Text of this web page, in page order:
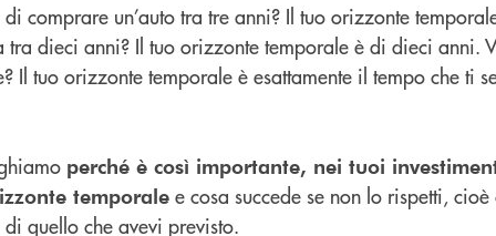
comprare un’auto tra tre anni? Il tuo orizzonte
tra dieci anni? Il tuo orizzonte temporale è di dieci anni.
Il tuo orizzonte temporale è esattamente il tempo che ti
perché è così importante, nei tuoi
temporale e cosa succede se non lo rispetti, cioè
quello che avevi previsto.